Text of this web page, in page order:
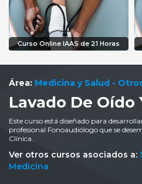
Curso Online IAAS de 21 Horas
Área: Medicina y Salud -
Lavado De Oído
Este curso está diseñado para
profesional Fonoaudiólogo que se
Clínica.
Ver otros cursos asociados a:
Medicina